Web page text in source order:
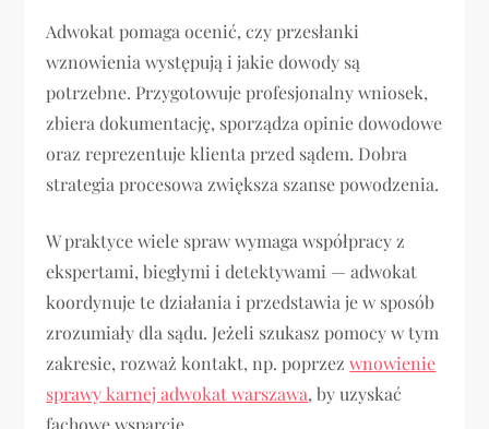
Adwokat pomaga ocenić, czy przesłanki
wznowienia występują i jakie dowody są
potrzebne. Przygotowuje profesjonalny wniosek,
zbiera dokumentację, sporządza opinie dowodowe
oraz reprezentuje klienta przed sądem. Dobra
strategia procesowa zwiększa szanse powodzenia.
W praktyce wiele spraw wymaga współpracy z
ekspertami, biegłymi i detektywami — adwokat
koordynuje te działania i przedstawia je w sposób
zrozumiały dla sądu. Jeżeli szukasz pomocy w tym
zakresie, rozważ kontakt, np. poprzezwnowienie
sprawy karnej adwokat warszawa, by uzyskać
fachowe wsparcie.